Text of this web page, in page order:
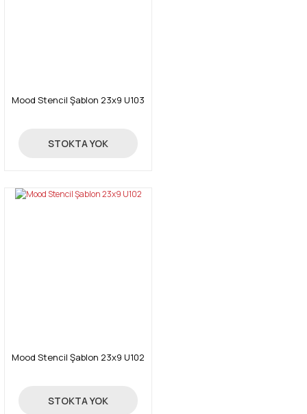
Mood Stencil Şablon 23x9 U103
24,00 TL
STOKTA YOK
Mood Stencil Şablon 23x9 U102
24,00 TL
STOKTA YOK